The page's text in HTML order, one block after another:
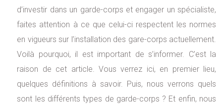
d’investir dans un garde-corps et engager un spécialiste,
faites attention à ce que celui-ci respectent les normes
en vigueurs sur l’installation des gare-corps actuellement.
Voilà pourquoi, il est important de s’informer. C’est la
raison de cet article. Vous verrez ici, en premier lieu,
quelques définitions à savoir. Puis, nous verrons quels
sont les différents types de garde-corps ? Et enfin, nous